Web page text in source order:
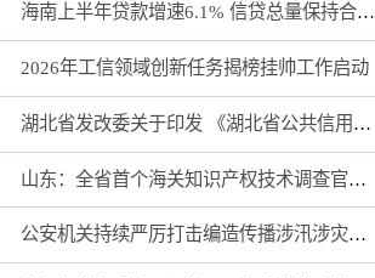
海南上半年贷款增速6.1% 信贷总量保持合理平稳增长
2026年工信领域创新任务揭榜挂帅工作启动
湖北省发改委关于印发 《湖北省公共信用信息目录（2026年版）》的通知
山东：全省首个海关知识产权技术调查官制度落地济南自贸片区
公安机关持续严厉打击编造传播涉汛涉灾网络谣言